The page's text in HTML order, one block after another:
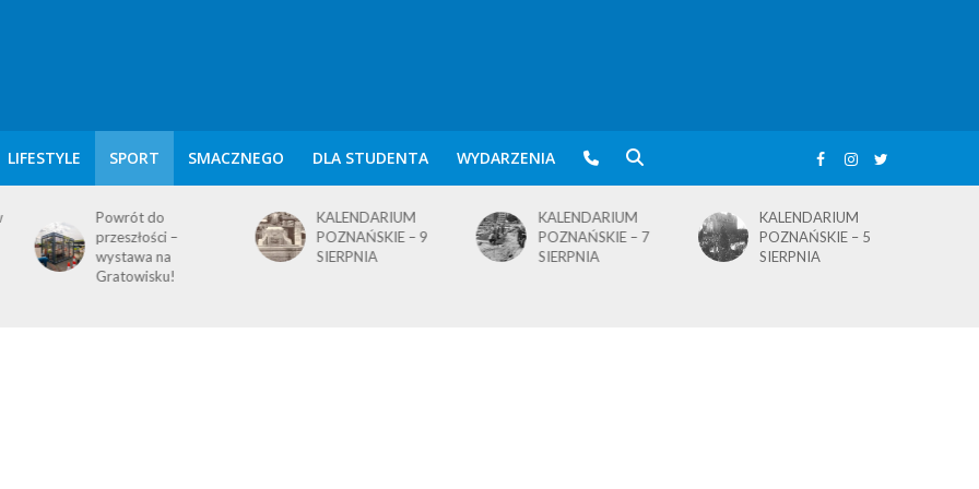
LIFESTYLE SPORT SMACZNEGO DLA STUDENTA WYDARZENIA
Powrót do
przeszłości –
wystawa na
Gratowisku!
KALENDARIUM
POZNAŃSKIE – 9
SIERPNIA
KALENDARIUM
POZNAŃSKIE – 7
SIERPNIA
KALENDARIUM
POZNAŃSKIE – 5
SIERPNIA